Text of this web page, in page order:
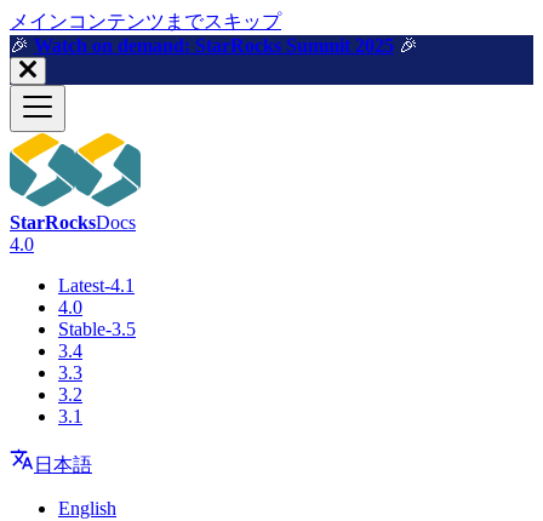
メインコンテンツまでスキップ
🎉️ Watch on demand: StarRocks Summit 2025 🎉️
StarRocksDocs
4.0
Latest-4.1
4.0
Stable-3.5
3.4
3.3
3.2
3.1
日本語
English